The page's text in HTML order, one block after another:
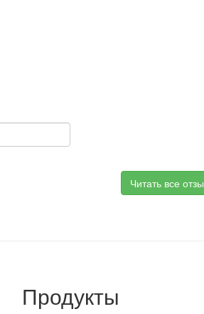
Читать все
Продукты